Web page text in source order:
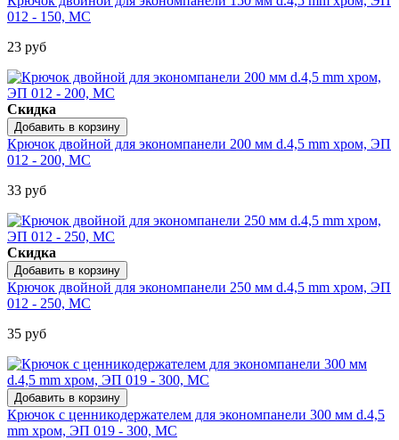
012 - 150, МС
23 руб
Скидка
Крючок двойной для экономпанели 200 мм d.4,5 mm хром, ЭП
012 - 200, МС
33 руб
Скидка
Крючок двойной для экономпанели 250 мм d.4,5 mm хром, ЭП
012 - 250, МС
35 руб
Крючок с ценникодержателем для экономпанели 300 мм d.4,5
mm хром, ЭП 019 - 300, МС